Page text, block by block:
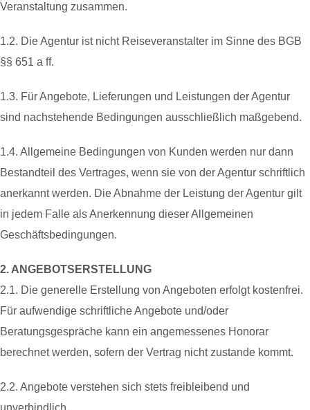
Veranstaltung zusammen.
1.2. Die Agentur ist nicht Reiseveranstalter im Sinne des BGB
§§ 651 a ff.
1.3. Für Angebote, Lieferungen und Leistungen der Agentur
sind nachstehende Bedingungen ausschließlich maßgebend.
1.4. Allgemeine Bedingungen von Kunden werden nur dann
Bestandteil des Vertrages, wenn sie von der Agentur schriftlich
anerkannt werden. Die Abnahme der Leistung der Agentur gilt
in jedem Falle als Anerkennung dieser Allgemeinen
Geschäftsbedingungen.
2. ANGEBOTSERSTELLUNG
2.1. Die generelle Erstellung von Angeboten erfolgt kostenfrei.
Für aufwendige schriftliche Angebote und/oder
Beratungsgespräche kann ein angemessenes Honorar
berechnet werden, sofern der Vertrag nicht zustande kommt.
2.2. Angebote verstehen sich stets freibleibend und
unverbindlich.